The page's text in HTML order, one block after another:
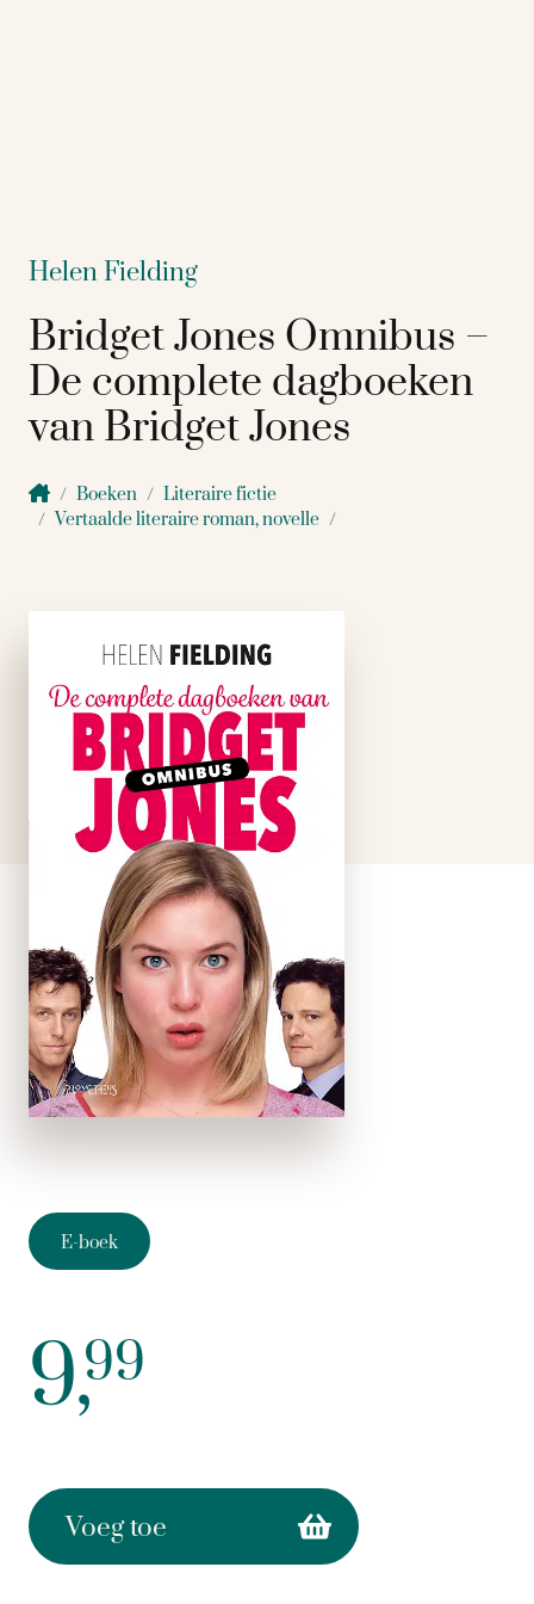
Helen Fielding
Bridget Jones Omnibus –
De complete dagboeken
van Bridget Jones
Boeken
Literaire fictie
Vertaalde literaire roman, novelle
E-boek
9,99
Voeg toe